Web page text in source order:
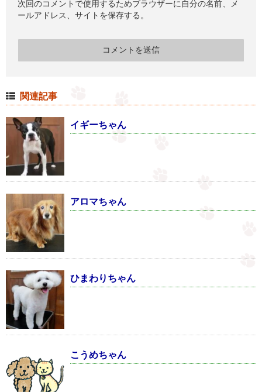
次回のコメントで使用するためブラウザーに自分の名前、メ
ールアドレス、サイトを保存する。
関連記事
イギーちゃん
アロマちゃん
ひまわりちゃん
こうめちゃん